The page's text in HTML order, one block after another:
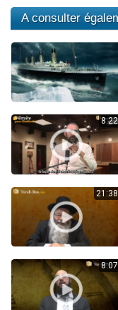
A consulter
8:22
21:38
8:07